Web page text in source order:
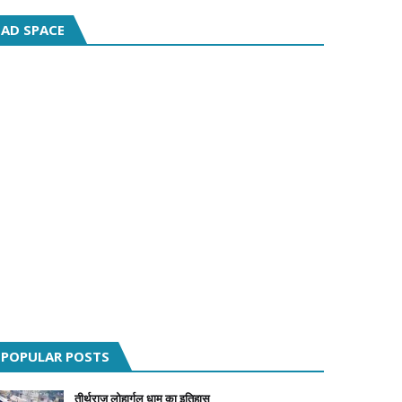
AD SPACE
POPULAR POSTS
तीर्थराज लोहार्गल धाम का इतिहास